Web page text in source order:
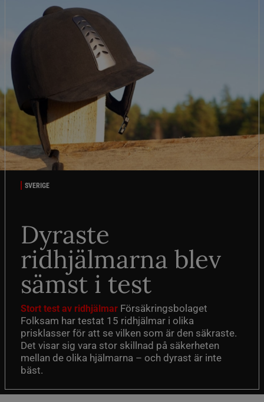
SVERIGE
Dyraste
ridhjälmarna blev
sämst i test
Stort test av ridhjälmar Försäkringsbolaget
Folksam har testat 15 ridhjälmar i olika
prisklasser för att se vilken som är den säkraste.
Det visar sig vara stor skillnad på säkerheten
mellan de olika hjälmarna – och dyrast är inte
bäst.